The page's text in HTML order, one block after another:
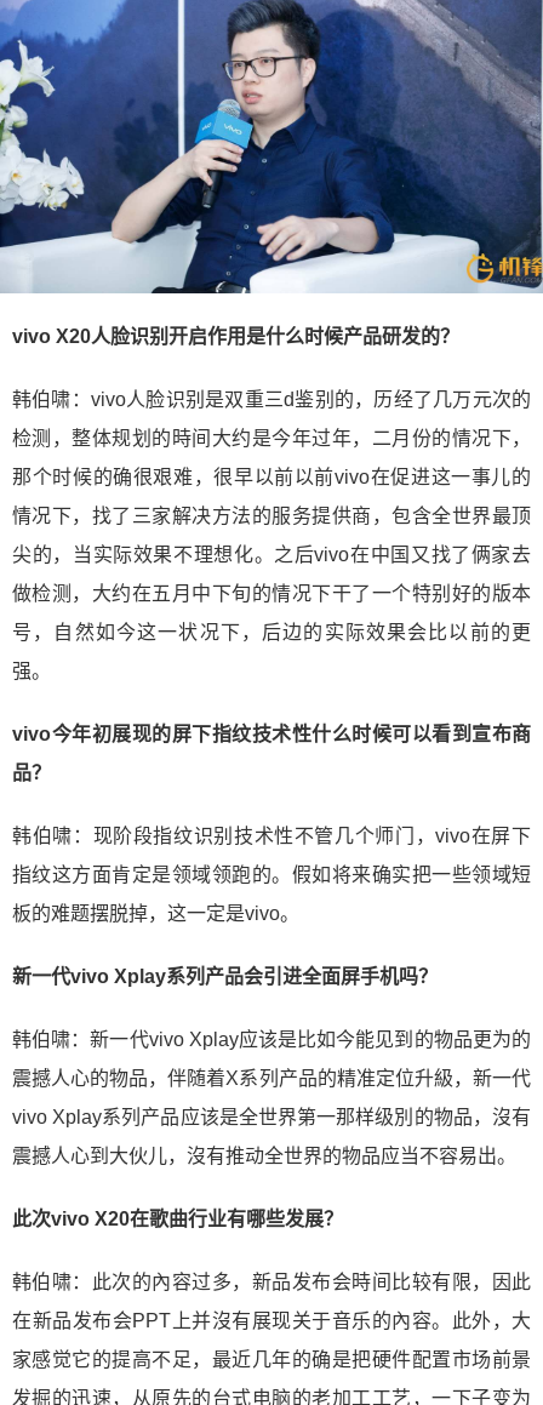
vivo X20人脸识别开启作用是什么时候产品研发的？
韩伯啸：vivo人脸识别是双重三d鉴别的，历经了几万元次的
检测，整体规划的時间大约是今年过年，二月份的情况下，
那个时候的确很艰难，很早以前以前vivo在促进这一事儿的
情况下，找了三家解决方法的服务提供商，包含全世界最顶
尖的，当实际效果不理想化。之后vivo在中国又找了俩家去
做检测，大约在五月中下旬的情况下干了一个特别好的版本
号，自然如今这一状况下，后边的实际效果会比以前的更
强。
vivo今年初展现的屏下指纹技术性什么时候可以看到宣布商
品？
韩伯啸：现阶段指纹识别技术性不管几个师门，vivo在屏下
指纹这方面肯定是领域领跑的。假如将来确实把一些领域短
板的难题摆脱掉，这一定是vivo。
新一代vivo Xplay系列产品会引进全面屏手机吗？
韩伯啸：新一代vivo Xplay应该是比如今能见到的物品更为的
震撼人心的物品，伴随着X系列产品的精准定位升級，新一代
vivo Xplay系列产品应该是全世界第一那样级別的物品，沒有
震撼人心到大伙儿，沒有推动全世界的物品应当不容易出。
此次vivo X20在歌曲行业有哪些发展？
韩伯啸：此次的內容过多，新品发布会時间比较有限，因此
在新品发布会PPT上并沒有展现关于音乐的內容。此外，大
家感觉它的提高不足，最近几年的确是把硬件配置市场前景
发掘的迅速，从原先的台式电脑的老加工工艺，一下子变为